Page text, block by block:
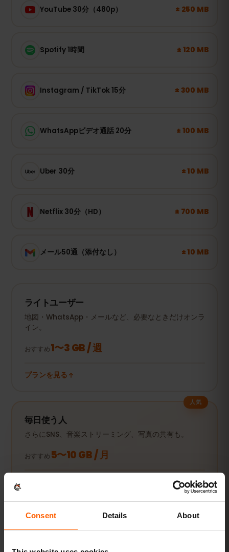
Consent Details About
YouTube 30分（480p） ± 250 MB
Spotify 1時間 ± 120 MB
Instagram / TikTok 15分 ± 300 MB
WhatsAppビデオ通話 20分 ± 100 MB
Uber 30分 ± 10 MB
Netflix 30分（HD） ± 700 MB
メール50通（添付なし） ± 10 MB
ライトユーザー
地図・WhatsApp・メールなど、必要なときだけオンラ
イン。
おすすめ1〜3 GB / 週
プランを見る
人気
毎日使う人
さらにSNS、音楽ストリーミング、写真の共有も。
おすすめ 5〜10 GB / 月
動画・テザリング派